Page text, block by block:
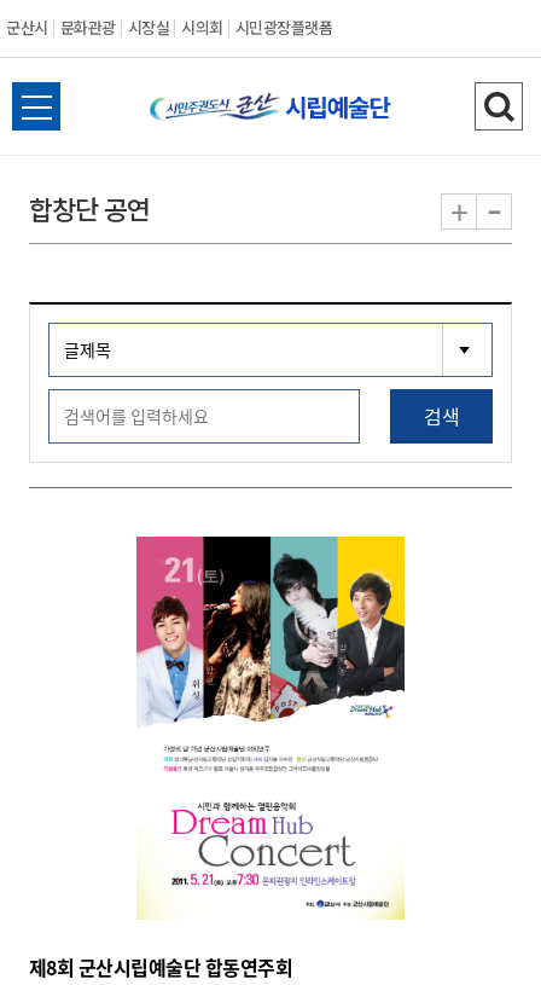
군산시 문화관광 시장실 시의회 시민광장플랫폼
군
산
전
체
뉴
열
검
색
기
합창단 공연 + -
검색
제8회 군산시립예술단 합동연주회